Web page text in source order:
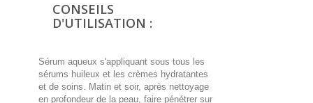
CONSEILS
D'UTILISATION :
Sérum aqueux s'appliquant sous tous les
sérums huileux et les crèmes hydratantes
et de soins. Matin et soir, après nettoyage
en profondeur de la peau, faire pénétrer sur